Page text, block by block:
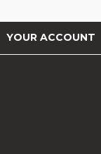
YOUR ACCOUNT